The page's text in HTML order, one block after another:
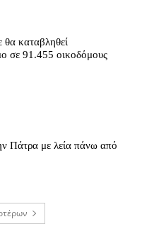
καταβληθεί
σε 91.455 οικοδόμους
Πάτρα με λεία πάνω από